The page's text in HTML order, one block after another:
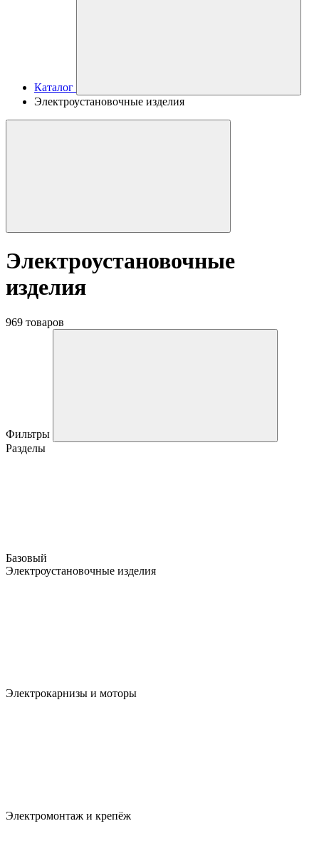
Каталог
Электроустановочные изделия
Электроустановочные
изделия
969 товаров
Фильтры
Разделы
Базовый
Электроустановочные изделия
Электрокарнизы и моторы
Электромонтаж и крепёж